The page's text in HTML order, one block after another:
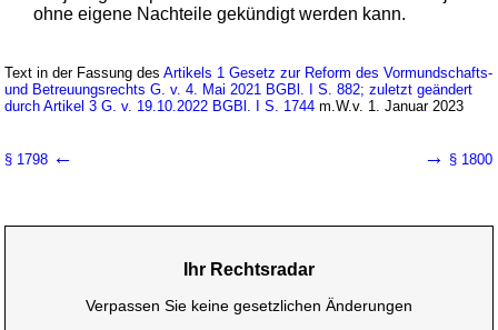
ohne eigene Nachteile gekündigt werden kann.
Text in der Fassung desArtikels 1 Gesetz zur Reform des Vormundschafts-
und Betreuungsrechts G. v. 4. Mai 2021 BGBl. I S. 882; zuletzt geändert
durch Artikel 3 G. v. 19.10.2022 BGBl. I S. 1744 m.W.v. 1. Januar 2023
§ 1798 ← → § 1800
Ihr Rechtsradar
Verpassen Sie keine gesetzlichen Änderungen